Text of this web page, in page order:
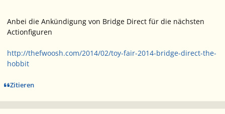
Anbei die Ankündigung von Bridge Direct für die nächsten
Actionfiguren
http://thefwoosh.com/2014/02/toy-fair-2014-bridge-direct-the-
hobbit
Zitieren